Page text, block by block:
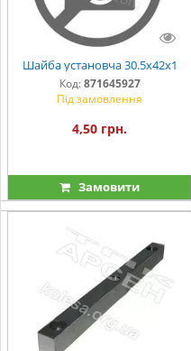
Шайба установча 30.5х42х1
Код: 871645927
Під замовлення
4,50 грн.
Замовити